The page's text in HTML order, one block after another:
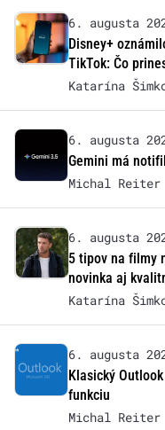
6. augusta
Disney+
TikTok: Čo
Katarína
6. augusta
Gemini má
Michal Reiter
6. augusta
5 tipov na filmy
novinka aj
Katarína
6. augusta
Klasický
funkciu
Michal Reiter